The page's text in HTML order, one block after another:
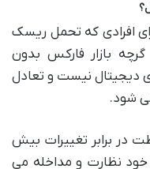
افرادی که تحمل ریسک
بازار فارکس بدون
دیجیتال نیست و تعادل
شود.
در برابر تغییرات بیش
خود نظارت و مداخله می